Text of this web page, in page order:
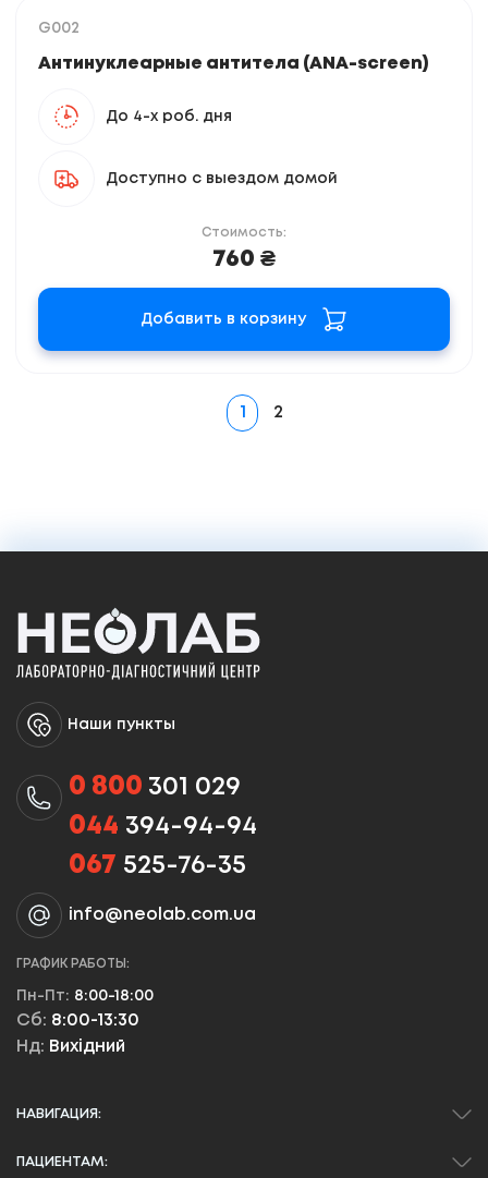
G002
Антинуклеарные антитела (ANA-screen)
До 4-х роб. дня
Доступно с выездом домой
Стоимость:
760 ₴
Добавить в корзину
1 2
Наши пункты
0 800 301 029
044 394-94-94
067 525-76-35
info@neolab.com.ua
ГРАФИК РАБОТЫ:
Пн-Пт: 8:00-18:00
Сб: 8:00-13:30
Нд: Вихідний
НАВИГАЦИЯ:
ПАЦИЕНТАМ: